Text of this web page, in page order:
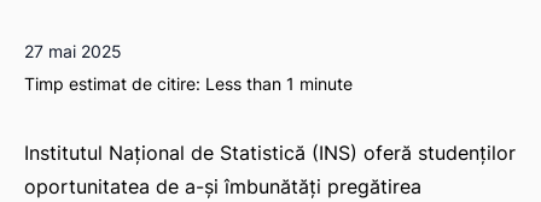
27 mai 2025
Timp estimat de citire: Less than 1 minute
Institutul Național de Statistică (INS) oferă studenților
oportunitatea de a-și îmbunătăți pregătirea